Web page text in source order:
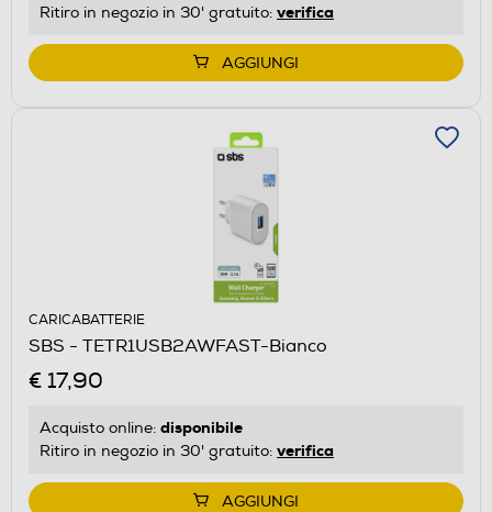
Ritiro in negozio in 30' gratuito: verifica
AGGIUNGI
CARICABATTERIE
SBS - TETR1USB2AWFAST-Bianco
€ 17,90
Acquisto online: disponibile
Ritiro in negozio in 30' gratuito: verifica
AGGIUNGI